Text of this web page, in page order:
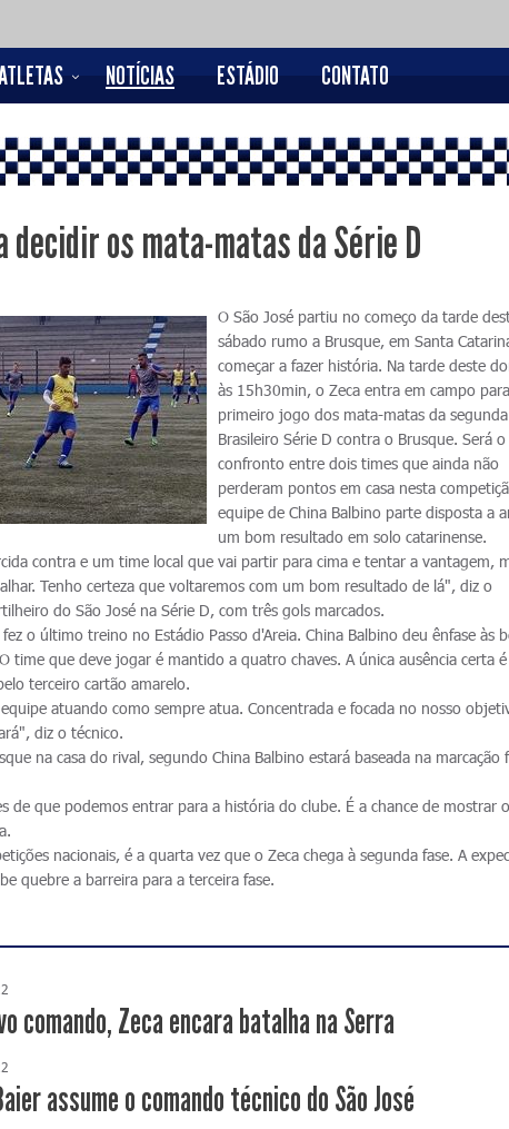
NOTÍCIAS ESTÁDIO CONTATO
decidir os mata-matas da Série D
O São José partiu no começo da tarde
sábado rumo a Brusque, em Santa
começar a fazer história. Na tarde deste
às 15h30min, o Zeca entra em campo
primeiro jogo dos mata-matas da
Brasileiro Série D contra o Brusque. Será o
confronto entre dois times que ainda não
perderam pontos em casa nesta
equipe de China Balbino parte disposta a
um bom resultado em solo catarinense.
contra e um time local que vai partir para cima e tentar a vantagem,
Tenho certeza que voltaremos com um bom resultado de lá", diz o
do São José na Série D, com três gols marcados.
o último treino no Estádio Passo d'Areia. China Balbino deu ênfase às
time que deve jogar é mantido a quatro chaves. A única ausência certa
terceiro cartão amarelo.
atuando como sempre atua. Concentrada e focada no nosso
diz o técnico.
na casa do rival, segundo China Balbino estará baseada na marcação
de que podemos entrar para a história do clube. É a chance de mostrar
nacionais, é a quarta vez que o Zeca chega à segunda fase. A
quebre a barreira para a terceira fase.
comando, Zeca encara batalha na Serra
assume o comando técnico do São José